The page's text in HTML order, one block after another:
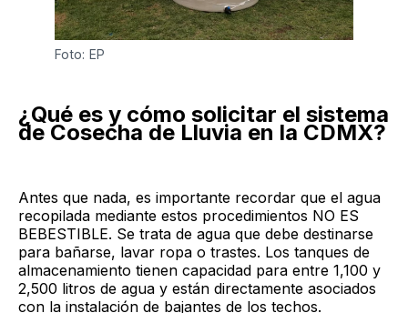
Foto: EP
¿Qué es y cómo solicitar el sistema
de Cosecha de Lluvia en la CDMX?
Antes que nada, es importante recordar que el agua
recopilada mediante estos procedimientos NO ES
BEBESTIBLE. Se trata de agua que debe destinarse
para bañarse, lavar ropa o trastes. Los tanques de
almacenamiento tienen capacidad para entre 1,100 y
2,500 litros de agua y están directamente asociados
con la instalación de bajantes de los techos.